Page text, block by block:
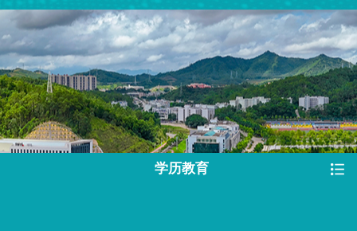
学历教育